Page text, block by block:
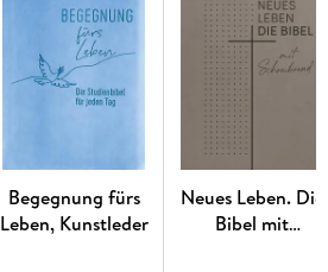
Begegnung fürs
Leben, Kunstleder
Neues Leben. Die
Bibel mit